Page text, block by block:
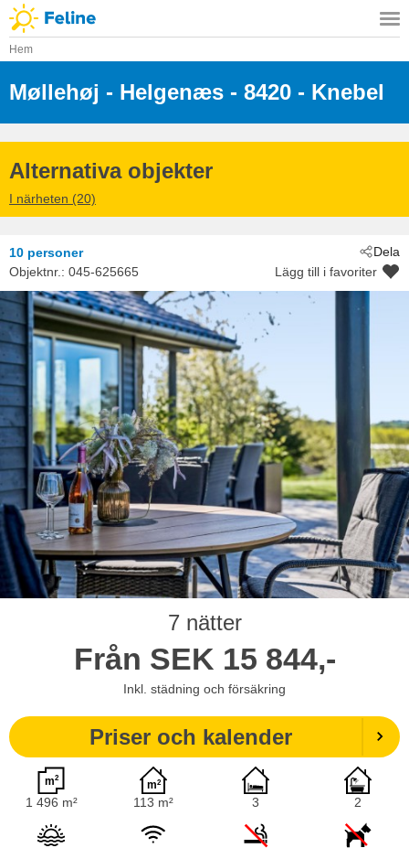
Hem
Møllehøj - Helgenæs - 8420 - Knebel
Alternativa objekter
I närheten (20)
Dela
10 personer
Objektnr.: 045-625665 Lägg till i favoriter
7 nätter
Från SEK 15 844,-
Inkl. städning och försäkring
Priser och kalender
1 496 m² 113 m² 3 2